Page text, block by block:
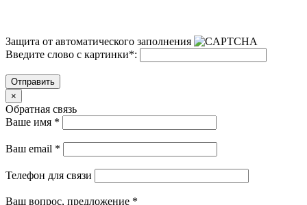
Защита от автоматического заполнения
Введите слово с картинки*:
Отправить
×
Обратная связь
Ваше имя *
Ваш email *
Телефон для связи
Ваш вопрос, предложение *